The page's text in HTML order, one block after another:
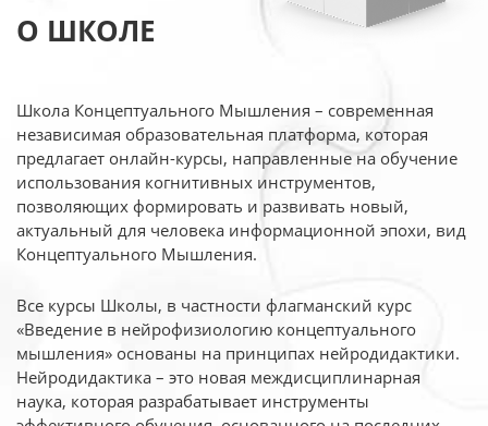
О ШКОЛЕ
Школа Концептуального Мышления – современная
независимая образовательная платформа, которая
предлагает онлайн-курсы, направленные на обучение
использования когнитивных инструментов,
позволяющих формировать и развивать новый,
актуальный для человека информационной эпохи, вид
Концептуального Мышления.
Все курсы Школы, в частности флагманский курс
«Введение в нейрофизиологию концептуального
мышления» основаны на принципах нейродидактики.
Нейродидактика – это новая междисциплинарная
наука, которая разрабатывает инструменты